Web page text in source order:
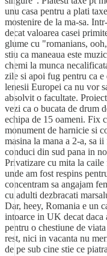
unu casa pentru a plati
mostenire de la ma-sa.
decat valoarea casei
glume cu "romanians,
stiu ca maneaua este
chemi la munca
zile si apoi fug pentru ca
lenesii Europei ca nu vor
absolvit o facultate.
vezi ca o bucata de drum
echipa de 15 oameni. Fix
monument de harnicie si
masina la mana a 2-a, sa
conduci din sud pana in
Privatizare cu mita la
unde am fost respins
concentram sa angajam
cu adulti dezbracati
Dar, heey, Romania e un
intoarce in UK decat daca
pentru o chestiune de
rest, nici in vacanta nu
de pe sub cine stie ce